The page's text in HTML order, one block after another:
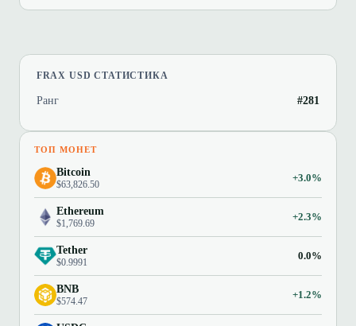
FRAX USD СТАТИСТИКА
Ранг #281
ТОП МОНЕТ
Bitcoin
$63,826.50
+3.0%
Ethereum
$1,769.69
+2.3%
Tether
$0.9991
0.0%
BNB
$574.47
+1.2%